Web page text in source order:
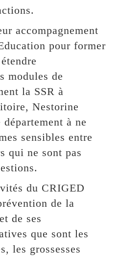
accompagnement
pour former
modules de
la SSR à
Nestorine
à ne
sensibles entre
qui ne sont pas
du CRIGED
de la
de ses
que sont les
les grossesses